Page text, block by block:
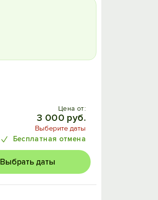
Цена от:
3 000 руб.
Выберите даты
Бесплатная отмена
Выбрать даты